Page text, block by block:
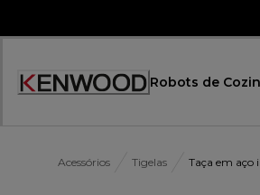
Robots de
Acessórios Tigelas Taça em aço